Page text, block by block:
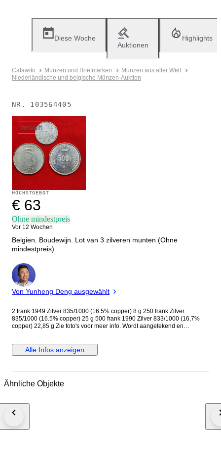
Diese Woche
Auktionen
Highlights
Catawiki Münzen und Briefmarken
Münzen aus aller Welt
Niederländische und belgische Münzen-Auktion
NR. 103564405
Verkauft
HÖCHSTGEBOT
€ 63
Ohne mindestpreis
Vor 12 Wochen
Belgien. Boudewijn. Lot van 3 zilveren munten (Ohne
mindestpreis)
Experte
Von Yunheng Deng ausgewählt
2 frank 1949 Zilver 835/1000 (16.5% copper) 8 g 250 frank Zilver
835/1000 (16.5% copper) 25 g 500 frank 1990 Zilver 833/1000 (16,7%
copper) 22,85 g Zie foto's voor meer info. Wordt aangetekend en
Alle Infos anzeigen
Ähnliche Objekte